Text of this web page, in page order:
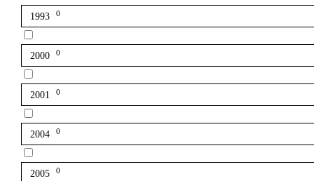
1993 0
2000 0
2001 0
2004 0
2005 0